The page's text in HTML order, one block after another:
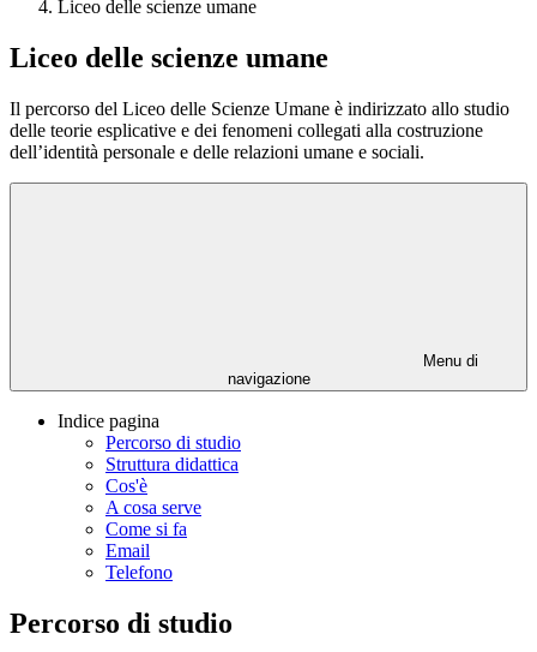
Liceo delle scienze umane
Liceo delle scienze umane
Il percorso del Liceo delle Scienze Umane è indirizzato allo studio
delle teorie esplicative e dei fenomeni collegati alla costruzione
dell’identità personale e delle relazioni umane e sociali.
Menu di
navigazione
Indice pagina
Percorso di studio
Struttura didattica
Cos'è
A cosa serve
Come si fa
Email
Telefono
Percorso di studio